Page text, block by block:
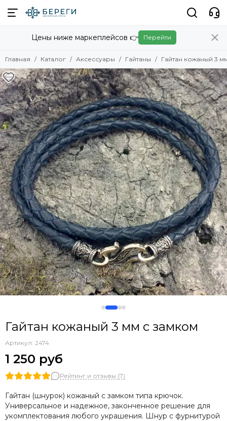
Аксессуары
Смотреть все товары
Гайтаны
Кошельки
Портмоне
Обложки на паспорт
Цены ниже маркеплейсов 👉 Перейти
Главная Каталог Аксессуары Гайтаны Гайтан кожаный 3
Гайтан кожаный 3 мм с замком
Артикул: 2474
1 250 руб
Рейтинг и отзывы (7)
Гайтан (шнурок) кожаный с замком типа крючок.
Универсальное и надежное, законченное решение для
укомплектования любого украшения. Шнур с фурнитурой